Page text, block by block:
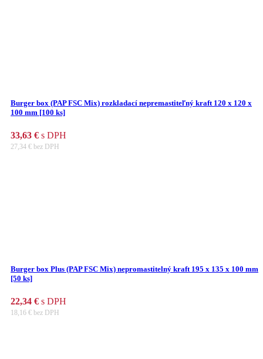
Burger box (PAP FSC Mix) rozkladací nepremastiteľný kraft 120 x 120 x
100 mm [100 ks]
33,63 € s DPH
27,34 € bez DPH
Burger box Plus (PAP FSC Mix) nepromastitelný kraft 195 x 135 x 100 mm
[50 ks]
22,34 € s DPH
18,16 € bez DPH